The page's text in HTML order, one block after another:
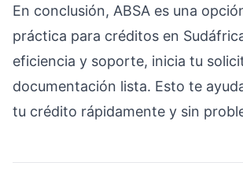
En conclusión, ABSA es una
práctica para créditos en
eficiencia y soporte, inicia tu
documentación lista. Esto te
tu crédito rápidamente y sin